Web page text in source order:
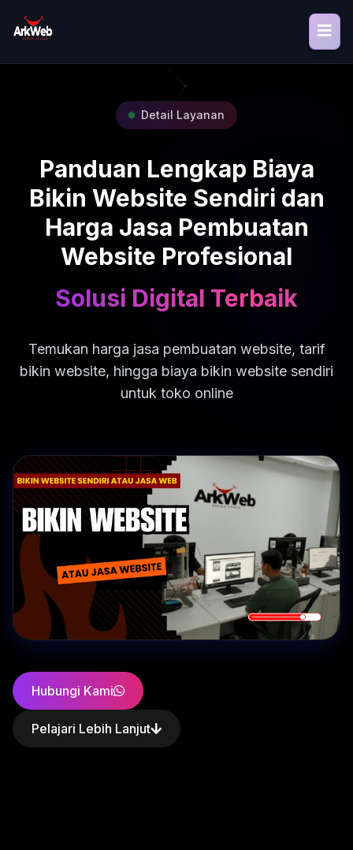
Detail Layanan
Panduan Lengkap Biaya
Bikin Website Sendiri dan
Harga Jasa Pembuatan
Website Profesional
Solusi Digital Terbaik
Temukan harga jasa pembuatan website, tarif
bikin website, hingga biaya bikin website sendiri
untuk toko online
Hubungi Kami
Pelajari Lebih Lanjut